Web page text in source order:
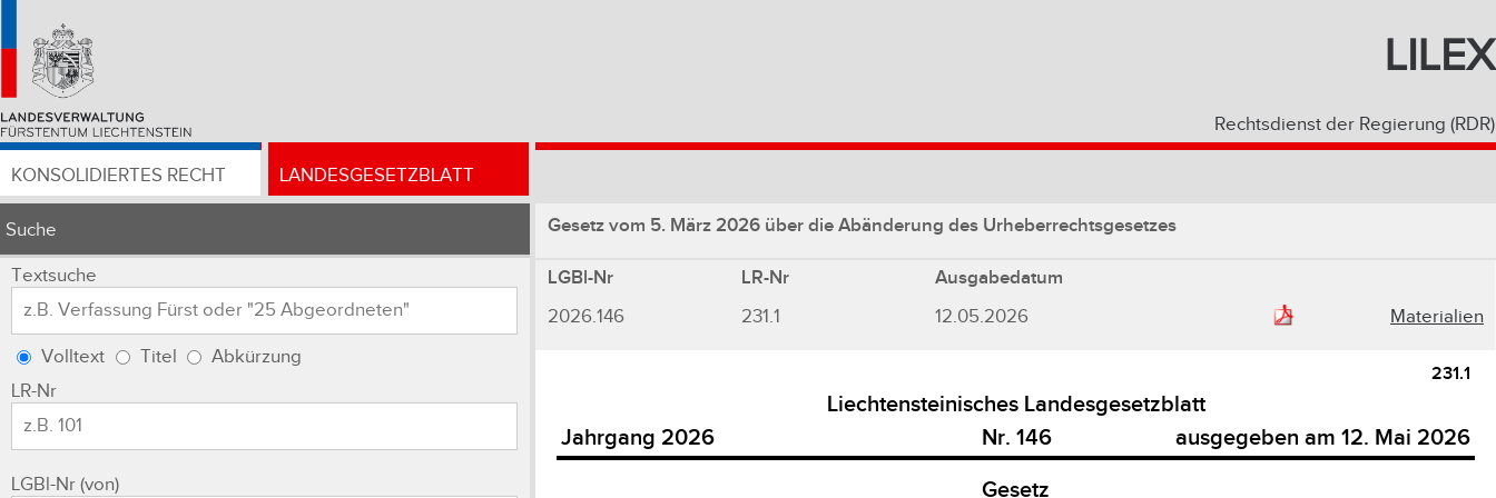
LILEX
Rechtsdienst der Regierung (RDR)
KONSOLIDIERTES RECHT LANDESGESETZBLATT
Suche
Textsuche
Volltext Titel
Abkürzung
LR-Nr
LGBl-Nr (von)
Gesetz vom 5. März 2026 über die Abänderung des Urheberrechtsgesetzes
LGBl-Nr LR-Nr Ausgabedatum
2026.146 231.1 12.05.2026 Materialien